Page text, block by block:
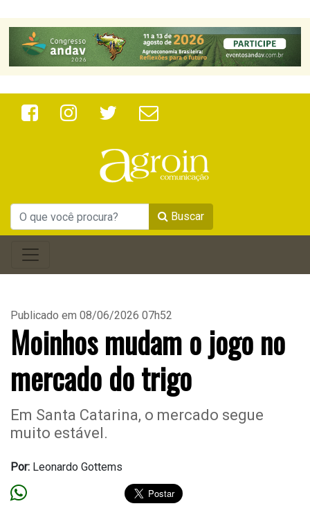
Buscar
Publicado em 08/06/2026 07h52
Moinhos mudam o jogo no
mercado do trigo
Em Santa Catarina, o mercado segue
muito estável.
Por: Leonardo Gottems